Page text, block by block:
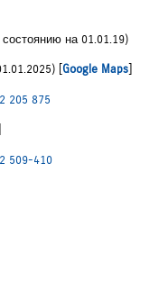
на 01.01.19)
[ Google Maps
205 875
509-410